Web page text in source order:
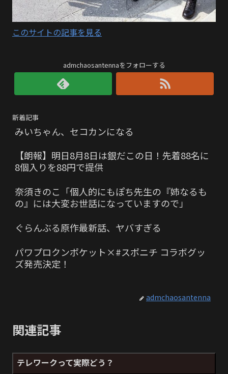
このサイトの記事を見る
admchaosantennaをフォローする
新着記事
みいちゃん、セコカンになる
【朗報】明日8月8日は銀だこの日！先着88名に
8個入りを88円で提供
奈須きのこ「個人的にもぽち先生の『姉なるも
の』には大変お世話になっていますので」
ぐらんぶる原作最新話、ヤバすぎる
パワプロクンポケット×#スポニチ コラボグッ
ズ発売決定！
admchaosantenna
関連記事
テレワークって実際どう？